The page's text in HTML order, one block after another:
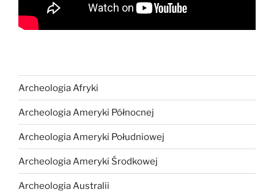
Archeologia Afryki
Archeologia Ameryki Północnej
Archeologia Ameryki Południowej
Archeologia Ameryki Środkowej
Archeologia Australii